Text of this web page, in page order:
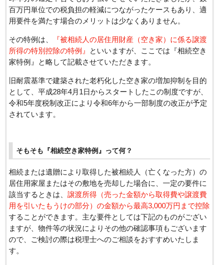
百万円単位での税負担の軽減につながったケースもあり、適
用要件を満たす場合のメリットは少なくありません。
その特例は、
『被相続人の居住用財産（空き家）に係る譲渡
所得の特別控除の特例』
といいますが、ここでは『相続空き
家特例』と略して記載させていただきます。
旧耐震基準で建築された老朽化した空き家の増加抑制を目的
として、平成28年4月1日からスタートしたこの制度ですが、
令和5年度税制改正により令和6年から一部制度の改正が予定
されています。
そもそも『相続空き家特例』って何？
相続または遺贈により取得した被相続人（亡くなった方）の
居住用家屋またはその敷地を売却した場合に、一定の要件に
該当するときは、 譲渡所得（売った金額から取得費や譲渡費
用を引いたもうけの部分）の金額から最高3,000万円まで控除
することができます。主な要件としては下記のものがござい
ますが、物件等の状況によりその他の確認事項もございます
ので、ご検討の際は税理士へのご相談をおすすめいたしま
す。